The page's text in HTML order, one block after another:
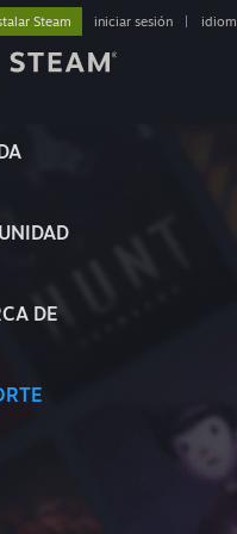
DE
Steam iniciar sesión